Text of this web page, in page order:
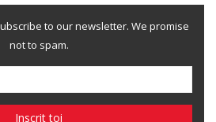
to our newsletter. We promise
not to spam.